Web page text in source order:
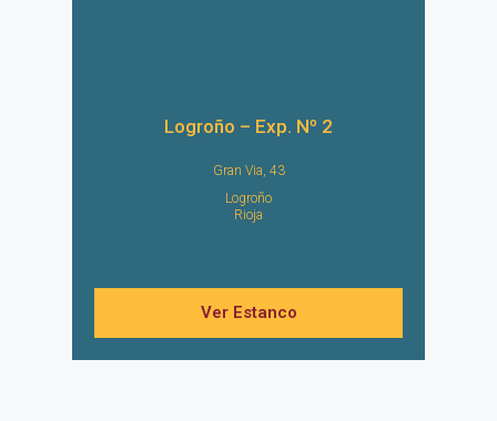
Logroño – Exp. Nº 2
Gran Via, 43
Logroño
Rioja
Ver Estanco